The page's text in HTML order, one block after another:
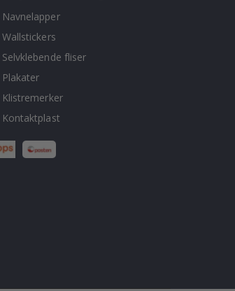
Navnelapper
Wallstickers
Selvklebende fliser
Plakater
Klistremerker
Kontaktplast